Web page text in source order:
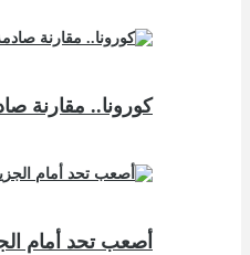
كورونا.. مقارنة
أصعب تحد أمام